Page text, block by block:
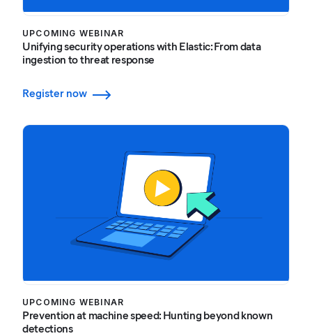
UPCOMING WEBINAR
Unifying security operations with Elastic: From data
ingestion to threat response
Register now
UPCOMING WEBINAR
Prevention at machine speed: Hunting beyond known
detections